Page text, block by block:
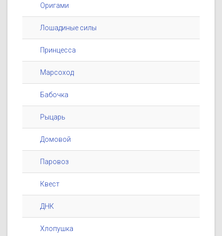
Оригами
Лошадиные силы
Принцесса
Марсоход
Бабочка
Рыцарь
Домовой
Паровоз
Квест
ДНК
Хлопушка